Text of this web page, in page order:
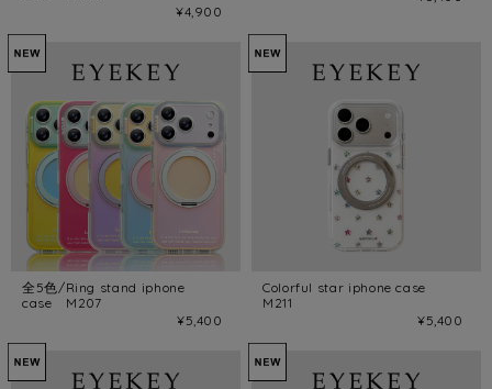
¥4,900
全5色/Ring stand iphone
case M207
¥5,400
Colorful star iphone case
M211
¥5,400